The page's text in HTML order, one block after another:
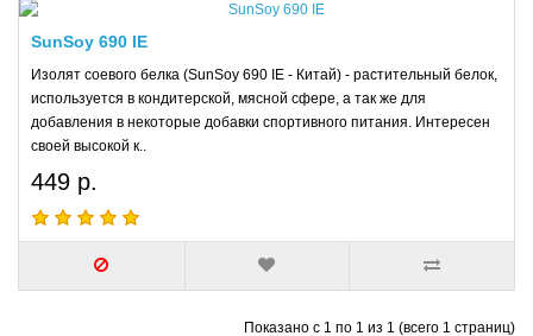
SunSoy 690 IE
Изолят соевого белка (SunSoy 690 IE - Китай) - растительный белок,
используется в кондитерской, мясной сфере, а так же для
добавления в некоторые добавки спортивного питания. Интересен
своей высокой к..
449 р.
Показано с 1 по 1 из 1 (всего 1 страниц)